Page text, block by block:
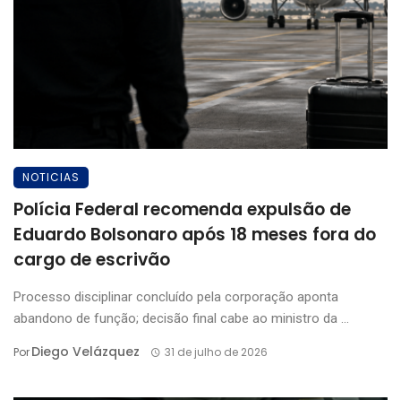
NOTICIAS
Polícia Federal recomenda expulsão de
Eduardo Bolsonaro após 18 meses fora do
cargo de escrivão
Processo disciplinar concluído pela corporação aponta
abandono de função; decisão final cabe ao ministro da ...
PorDiego Velázquez 31 de julho de 2026